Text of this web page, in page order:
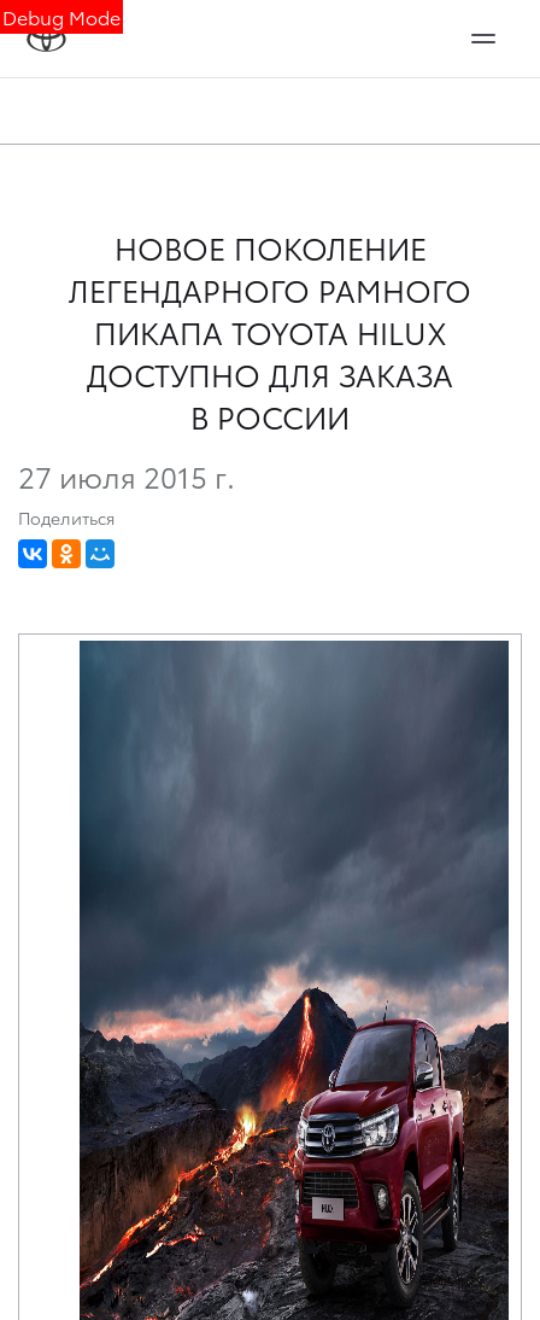
Debug Mode
НОВОЕ ПОКОЛЕНИЕ
ЛЕГЕНДАРНОГО РАМНОГО
ПИКАПА TOYOTA HILUX
ДОСТУПНО ДЛЯ ЗАКАЗА
В РОССИИ
27 июля 2015 г.
Поделиться